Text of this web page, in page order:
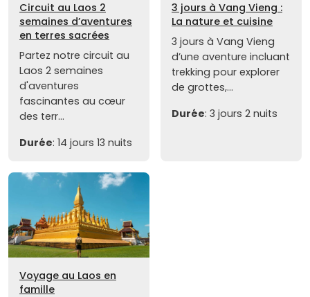
Circuit au Laos 2
semaines d’aventures
en terres sacrées
Partez notre circuit au
Laos 2 semaines
d'aventures
fascinantes au cœur
des terr...
Durée: 14 jours 13 nuits
3 jours à Vang Vieng :
La nature et cuisine
3 jours à Vang Vieng
d’une aventure incluant
trekking pour explorer
de grottes,...
Durée: 3 jours 2 nuits
Voyage au Laos en
famille